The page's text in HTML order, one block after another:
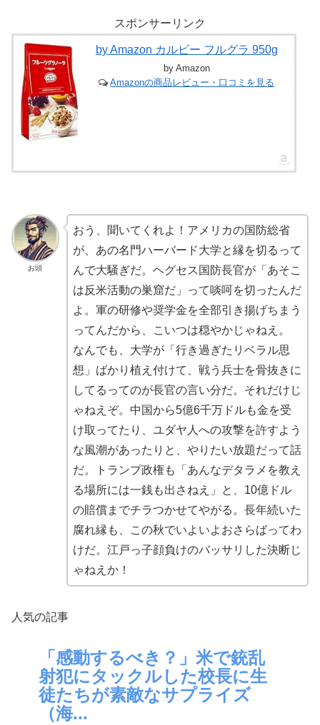
歓迎！アーセナ
ルファンも祝
福！【海外の反
応】
スポンサーリンク
by Amazon カルビー フルグラ 950g
by Amazon
Amazonの商品レビュー・口コミを見る
お頭
おう、聞いてくれよ！アメリカの国防総省
が、あの名門ハーバード大学と縁を切るって
んで大騒ぎだ。ヘグセス国防長官が「あそこ
は反米活動の巣窟だ」って啖呵を切ったんだ
よ。軍の研修や奨学金を全部引き揚げちまう
ってんだから、こいつは穏やかじゃねえ。
なんでも、大学が「行き過ぎたリベラル思
想」ばかり植え付けて、戦う兵士を骨抜きに
してるってのが長官の言い分だ。それだけじ
ゃねえぞ。中国から5億6千万ドルも金を受
け取ってたり、ユダヤ人への攻撃を許すよう
な風潮があったりと、やりたい放題だって話
だ。トランプ政権も「あんなデタラメを教え
る場所には一銭も出さねえ」と、10億ドル
の賠償までチラつかせてやがる。長年続いた
腐れ縁も、この秋でいよいよおさらばってわ
けだ。江戸っ子顔負けのバッサリした決断じ
ゃねえか！
人気の記事
「感動するべき？」米で銃乱
射犯にタックルした校長に生
徒たちが素敵なサプライズ
（海...